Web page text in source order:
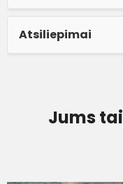
Atsiliepimai
Jums